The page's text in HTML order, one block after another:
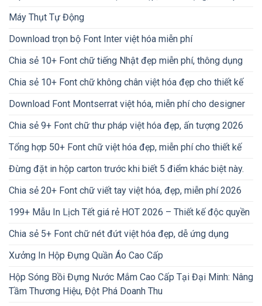
Máy Thụt Tự Động
Download trọn bộ Font Inter việt hóa miễn phí
Chia sẻ 10+ Font chữ tiếng Nhật đẹp miễn phí, thông dụng
Chia sẻ 10+ Font chữ không chân việt hóa đẹp cho thiết kế
Download Font Montserrat việt hóa, miễn phí cho designer
Chia sẻ 9+ Font chữ thư pháp việt hóa đẹp, ấn tượng 2026
Tổng hợp 50+ Font chữ việt hóa đẹp, miễn phí cho thiết kế
Đừng đặt in hộp carton trước khi biết 5 điểm khác biệt này.
Chia sẻ 20+ Font chữ viết tay việt hóa, đẹp, miễn phí 2026
199+ Mẫu In Lịch Tết giá rẻ HOT 2026 – Thiết kế độc quyền
Chia sẻ 5+ Font chữ nét đứt việt hóa đẹp, dễ ứng dụng
Xưởng In Hộp Đựng Quần Áo Cao Cấp
Hộp Sóng Bồi Đựng Nước Mắm Cao Cấp Tại Đại Minh: Nâng
Tầm Thương Hiệu, Đột Phá Doanh Thu